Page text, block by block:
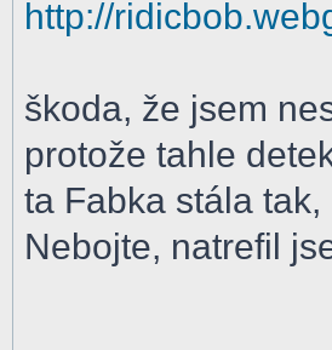
http://
škoda, že jsem
protože tahle
ta Fabka stála
Nebojte, natrefil